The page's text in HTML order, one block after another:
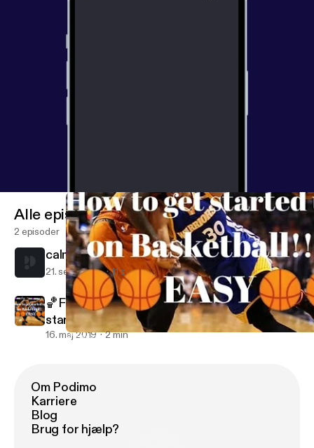
🏀Five quick and easy tips on how to get started up on
Alle episoder
2 episoder
calm
21. sept. 2021 11 s
🏀Five quick and easy tips on how to get
started up on Basketball!🏀👌
16. maj 2019 2 min
Om Podimo
Karriere
Blog
Brug for hjælp?